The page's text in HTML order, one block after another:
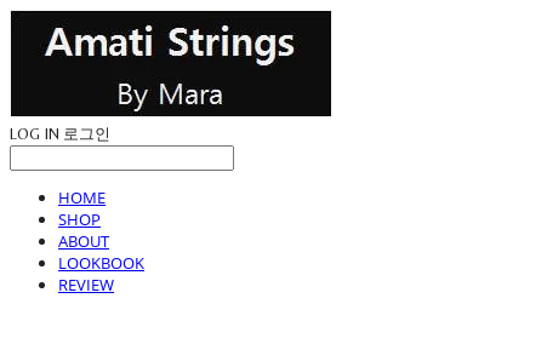
LOG IN 로그인
HOME
SHOP
ABOUT
LOOKBOOK
REVIEW